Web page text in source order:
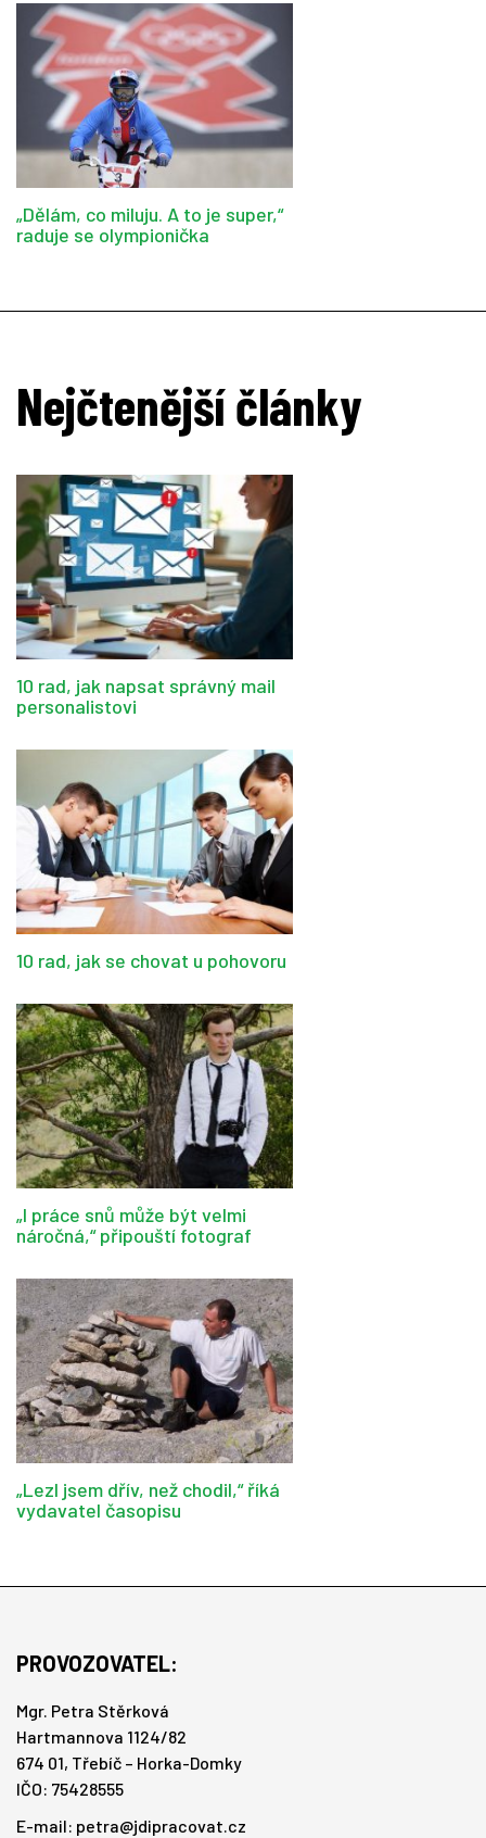
„Dělám, co miluju. A to je super,“
raduje se olympionička
Nejčtenější články
10 rad, jak napsat správný mail
personalistovi
10 rad, jak se chovat u pohovoru
„I práce snů může být velmi
náročná,“ připouští fotograf
„Lezl jsem dřív, než chodil,“ říká
vydavatel časopisu
PROVOZOVATEL:
Mgr. Petra Stěrková
Hartmannova 1124/82
674 01, Třebíč – Horka-Domky
IČO: 75428555
E-mail: petra@jdipracovat.cz